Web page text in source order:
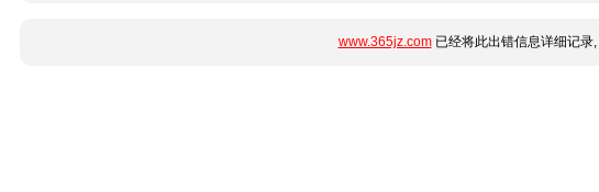
www.365jz.com已经将此出错信息详细记录